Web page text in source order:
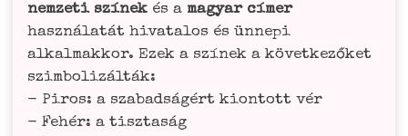
nem­ze­ti szí­nek és a magyar címer
haszná­la­tát hiva­t­alos és ünnepi
alkal­mak­kor. Ezek a szí­nek a követ­ke­zőket
szim­bo­li­zál­ták:
- Piros: a sza­bad­sá­gért kiontott vér
- Fehér: a tisz­taság